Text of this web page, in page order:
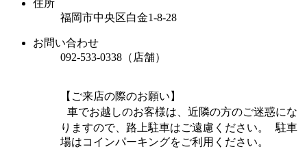
住所
福岡市中央区白金1-8-28
お問い合わせ
092-533-0338（店舗）
【ご来店の際のお願い】
車でお越しのお客様は、近隣の方のご迷惑にな
りますので、路上駐車はご遠慮ください。 駐車
場はコインパーキングをご利用ください。